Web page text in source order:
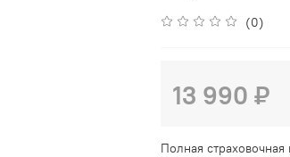
(0)
13 990 ₽
Полная